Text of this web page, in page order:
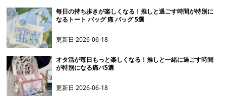
毎日の持ち歩きが楽しくなる！推しと過ごす時間が特別に
なるトート バッグ 痛 バッグ 5選
更新日2026-06-18
オタ活が毎日もっと楽しくなる！推しと一緒に過ごす時間
が特別になる痛バ5選
更新日2026-06-18